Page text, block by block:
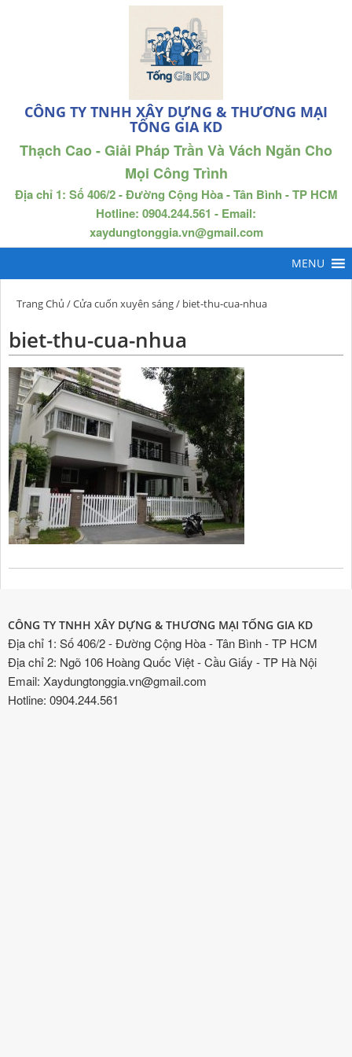
CÔNG TY TNHH XÂY DỰNG & THƯƠNG MẠI
TỐNG GIA KD
Thạch Cao - Giải Pháp Trần Và Vách Ngăn Cho
Mọi Công Trình
Địa chỉ 1: Số 406/2 - Đường Cộng Hòa - Tân Bình - TP HCM
Hotline: 0904.244.561 - Email:
xaydungtonggia.vn@gmail.com
Trang Chủ /Cửa cuốn xuyên sáng/ biet-thu-cua-nhua
biet-thu-cua-nhua
CÔNG TY TNHH XÂY DỰNG & THƯƠNG MẠI TỐNG GIA KD
Địa chỉ 1: Số 406/2 - Đường Cộng Hòa - Tân Bình - TP HCM
Địa chỉ 2: Ngõ 106 Hoàng Quốc Việt - Cầu Giấy - TP Hà Nội
Email: Xaydungtonggia.vn@gmail.com
Hotline: 0904.244.561